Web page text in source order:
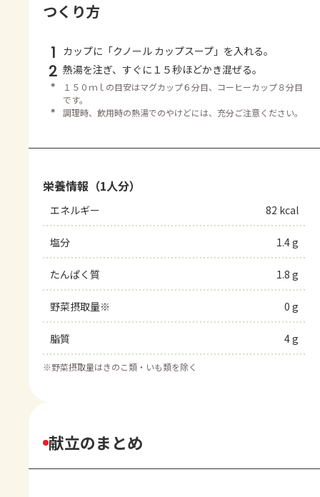
つくり方
1 カップに「クノール カップスープ」を入れる。
2 熱湯を注ぎ、すぐに１５秒ほどかき混ぜる。
＊
１５０ｍｌの目安はマグカップ６分目、コーヒーカップ８分目
です。
＊
調理時、飲用時の熱湯でのやけどには、充分ご注意ください。
栄養情報（1人分）
エネルギー 82 kcal
塩分 1.4 g
たんぱく質 1.8 g
野菜摂取量※ 0 g
脂質 4 g
※野菜摂取量はきのこ類・いも類を除く
献立のまとめ